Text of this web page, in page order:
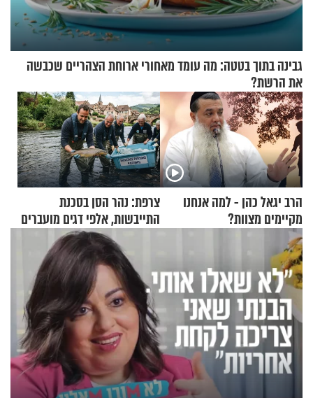
גבינה בתוך בטטה: מה עומד מאחורי ארוחת הצהריים שכבשה
את הרשת?
הרב יגאל כהן - למה אנחנו
מקיימים מצוות?
צרפת: נהר הסן בסכנת
התייבשות, אלפי דגים מועברים
במבצעי חילוץ